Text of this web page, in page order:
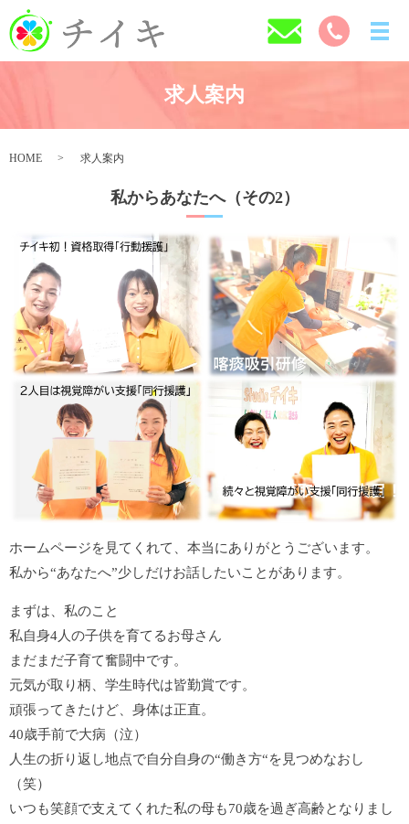
求人案内
HOME 求人案内
私からあなたへ（その2）
ホームページを見てくれて、本当にありがとうございます。
私から“あなたへ”少しだけお話したいことがあります。
まずは、私のこと
私自身4人の子供を育てるお母さん
まだまだ子育て奮闘中です。
元気が取り柄、学生時代は皆勤賞です。
頑張ってきたけど、身体は正直。
40歳手前で大病（泣）
人生の折り返し地点で自分自身の“働き方“を見つめなおし
（笑）
いつも笑顔で支えてくれた私の母も70歳を過ぎ高齢となりまし